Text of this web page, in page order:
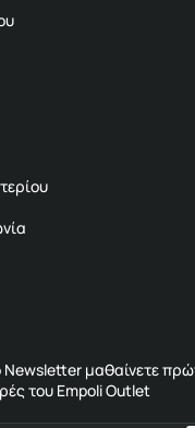
μαθαίνετε
του Empoli Outlet